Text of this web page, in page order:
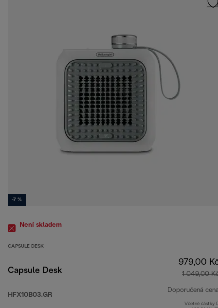
-7 %
Není skladem
CAPSULE DESK
Capsule Desk
HFX10B03.GR
979,00
1 049,00
Doporučená
Včetně částky